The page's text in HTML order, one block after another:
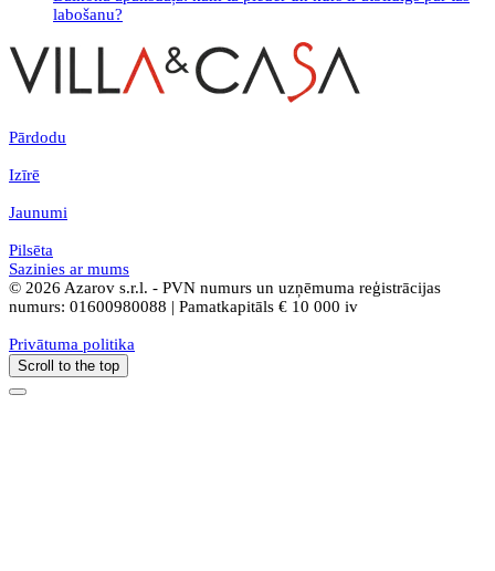
labošanu?
Pārdodu
Izīrē
Jaunumi
Pilsēta
Sazinies ar mums
© 2026 Azarov s.r.l. - PVN numurs un uzņēmuma reģistrācijas
numurs: 01600980088 | Pamatkapitāls € 10 000 iv
Privātuma politika
Scroll to the top